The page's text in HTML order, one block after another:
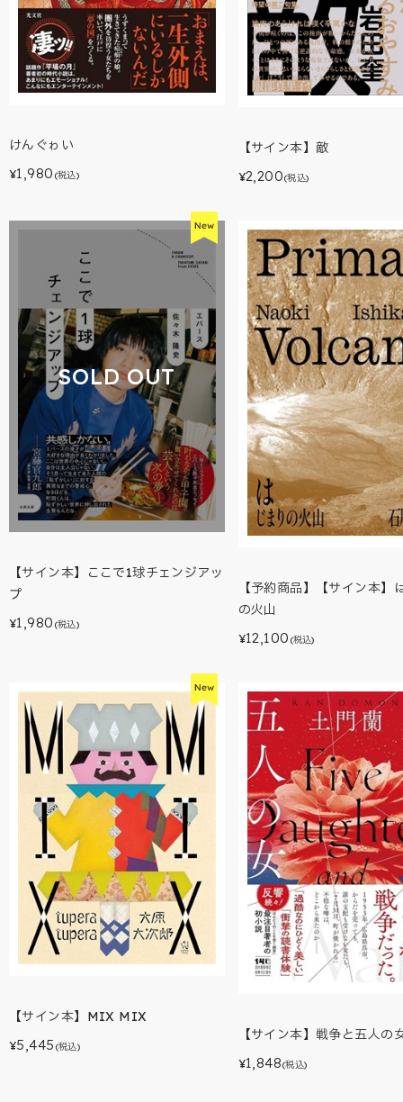
けんぐゎい
¥1,980 (税込)
【サイン本】敵
¥2,200(税込)
SOLD OUT
【サイン本】ここで1球チェンジアッ
プ
¥1,980 (税込)
【予約商品】【サイン本】
の火山
¥12,100 (税込)
【サイン本】MIX MIX
¥5,445 (税込)
【サイン本】戦争と五人の
¥1,848(税込)